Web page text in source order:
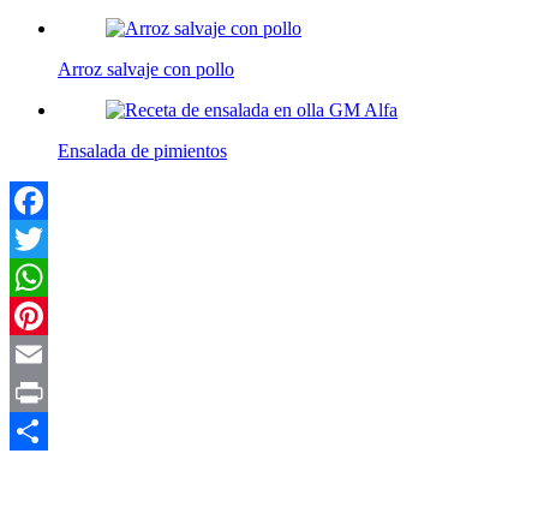
Arroz salvaje con pollo
Ensalada de pimientos
Facebook
Twitter
WhatsApp
Pinterest
Email
Print